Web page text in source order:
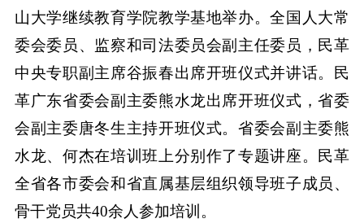
山大学继续教育学院教学基地举办。全国人大常
委会委员、监察和司法委员会副主任委员，民革
中央专职副主席谷振春出席开班仪式并讲话。民
革广东省委会副主委熊水龙出席开班仪式，省委
会副主委唐冬生主持开班仪式。省委会副主委熊
水龙、何杰在培训班上分别作了专题讲座。民革
全省各市委会和省直属基层组织领导班子成员、
骨干党员共40余人参加培训。